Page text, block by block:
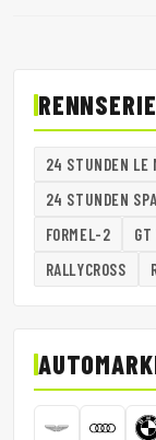
24 STUNDEN LE
24 STUNDEN SPA
FORMEL-2
GT
RALLYCROSS